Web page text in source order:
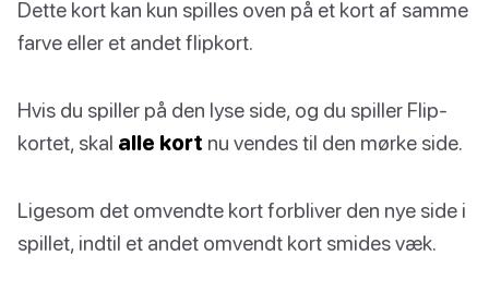
Dette kort kan kun spilles oven på et kort af samme
farve eller et andet flipkort.
Hvis du spiller på den lyse side, og du spiller Flip-
kortet, skal alle kort nu vendes til den mørke side.
Ligesom det omvendte kort forbliver den nye side i
spillet, indtil et andet omvendt kort smides væk.